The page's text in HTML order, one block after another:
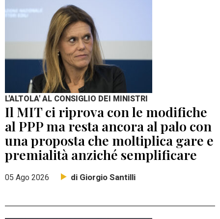
L'ALTOLA' AL CONSIGLIO DEI MINISTRI
Il MIT ci riprova con le modifiche
al PPP ma resta ancora al palo con
una proposta che moltiplica gare e
premialità anziché semplificare
05 Ago 2026 di Giorgio Santilli